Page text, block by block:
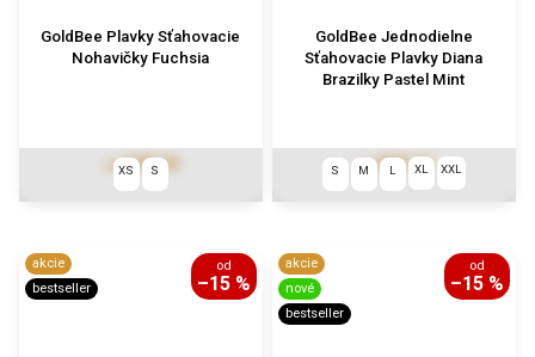
GoldBee Plavky Sťahovacie
Nohavičky Fuchsia
od€49,10
XS S
GoldBee Jednodielne
Sťahovacie Plavky Diana
Brazilky Pastel Mint
od€97,44
S M L XL XXL
akcie
bestseller
od
–15 %
akcie
nové
bestseller
od
–15 %